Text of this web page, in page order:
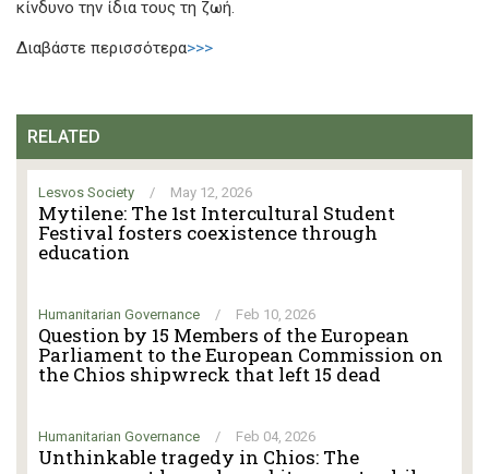
κίνδυνο την ίδια τους τη ζωή.
Διαβάστε περισσότερα>>>
RELATED
Lesvos Society / May 12, 2026
Mytilene: The 1st Intercultural Student
Festival fosters coexistence through
education
Humanitarian Governance / Feb 10, 2026
Question by 15 Members of the European
Parliament to the European Commission on
the Chios shipwreck that left 15 dead
Humanitarian Governance / Feb 04, 2026
Unthinkable tragedy in Chios: The